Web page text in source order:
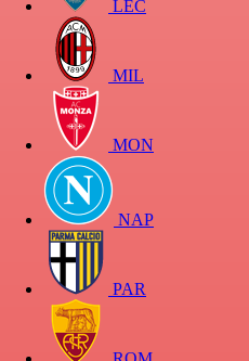
LEC
MIL
MON
NAP
PAR